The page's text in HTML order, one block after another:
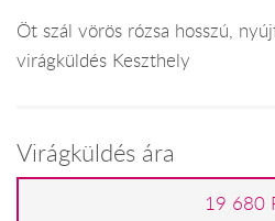
Öt szál vörös rózsa hosszú,
virágküldés Keszthely
Virágküldés ára
19 680